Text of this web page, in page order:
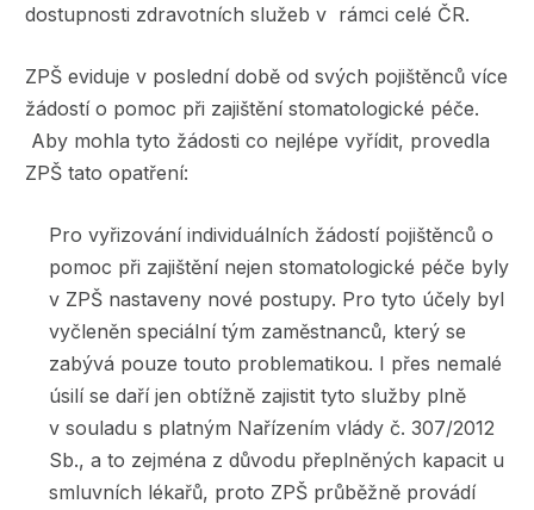
dostupnosti zdravotních služeb v rámci celé ČR.
ZPŠ eviduje v poslední době od svých pojištěnců více
žádostí o pomoc při zajištění stomatologické péče.
Aby mohla tyto žádosti co nejlépe vyřídit, provedla
ZPŠ tato opatření:
Pro vyřizování individuálních žádostí pojištěnců o
pomoc při zajištění nejen stomatologické péče byly
v ZPŠ nastaveny nové postupy. Pro tyto účely byl
vyčleněn speciální tým zaměstnanců, který se
zabývá pouze touto problematikou. I přes nemalé
úsilí se daří jen obtížně zajistit tyto služby plně
v souladu s platným Nařízením vlády č. 307/2012
Sb., a to zejména z důvodu přeplněných kapacit u
smluvních lékařů, proto ZPŠ průběžně provádí